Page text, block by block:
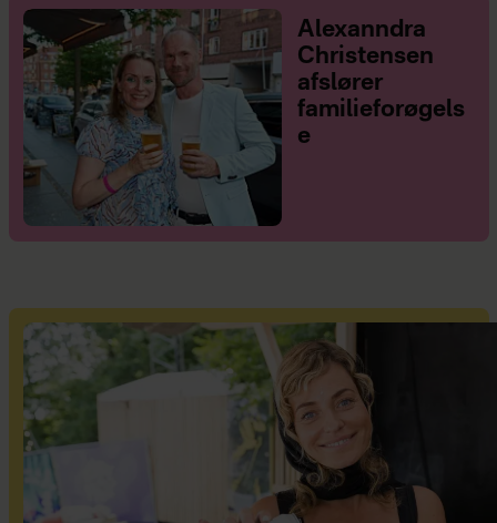
Alexanndra
Christensen
afslører
familieforøgels
e